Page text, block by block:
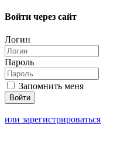
Войти через сайт
Логин
Пароль
Запомнить меня
или зарегистрироваться